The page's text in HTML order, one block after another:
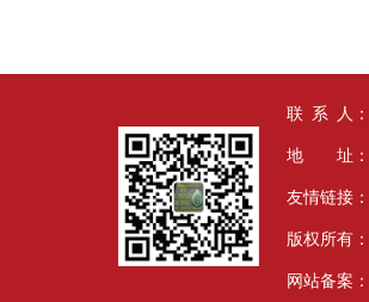
联 系 人
地 址：沈
友情链接：
版权所有
网站备案：